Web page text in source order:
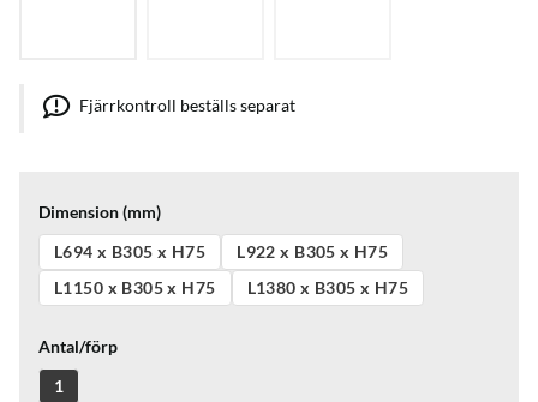
Fjärrkontroll beställs separat
Dimension (mm)
L694 x B305 x H75
L922 x B305 x H75
L1150 x B305 x H75
L1380 x B305 x H75
Antal/förp
1